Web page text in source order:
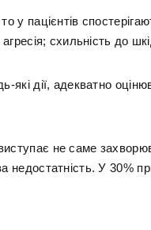
у пацієнтів
схильність до
які дії, адекватно
не саме
недостатність. У 30%